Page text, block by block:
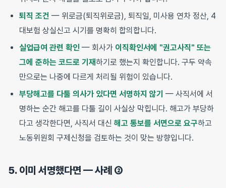
퇴직 조건 — 위로금(퇴직위로금), 퇴직일, 미사용 연차 정산, 4
대보험 상실신고 시기를 명확히 합의합니다.
실업급여 관련 확인 — 회사가 이직확인서에 "권고사직" 또는
그에 준하는 코드로 기재하기로 했는지 확인합니다. 구두 약속
만으로는 나중에 다르게 처리될 위험이 있습니다.
부당해고를 다툴 의사가 있다면 서명하지 않기 — 사직서에 서
명하는 순간 해고를 다툴 길이 사실상 막힙니다. 해고가 부당하
다고 생각한다면, 사직서 대신 해고 통보를 서면으로 요구하고
노동위원회 구제신청을 검토하는 것이 맞는 방향입니다.
5. 이미 서명했다면 — 사례 ②